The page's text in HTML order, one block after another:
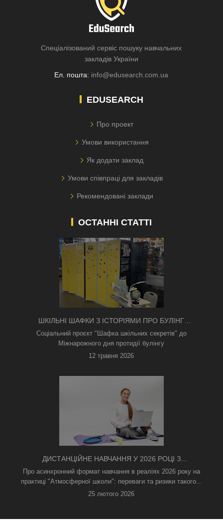
Спеціалізований сервіс пошуку навчальних
закладів України
Ел. пошта: info@edusearch.com.ua
EDUSEARCH
Про проект
Умови використання
Як додати заклад
Умови співпраці для закладів
Рекомендовані заклади
ОСТАННІ СТАТТІ
ШКІЛЬНІ ШАФКИ З ІСТОРІЯМИ ПРО БУЛІНГ
З'ЯВИЛИСЯ В КИЄВІ
Соціальний проєкт "Шафка шкільних секретів" до
Міжнарожного дня протидії булінгу
12 травня 2026
ДИСТАНЦІЙНЕ НАВЧАННЯ У 2026 РОЦІ З
ТРИВОГАМИ ТА БЕЗ СВІТЛА: ЯК АСИНХРОННИЙ
ФОРМАТ РЯТУЄ ОСВІТНІЙ ПРОЦЕС
Про асинхронний формат навчання в реаліях 2026 року на
практиці "Атмосферної школи": переваги та ризики такого...
25 лютого 2026